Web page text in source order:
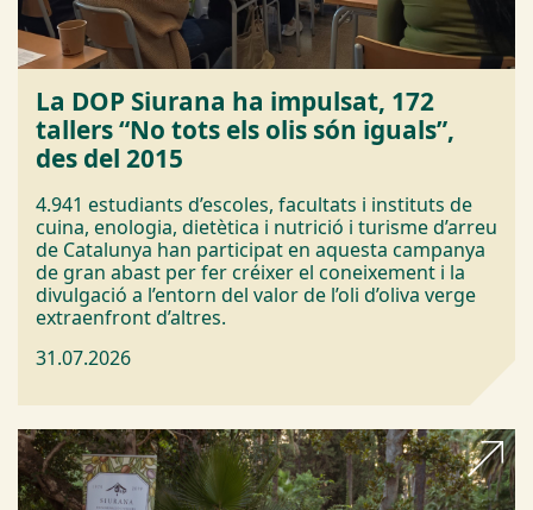
La DOP Siurana ha impulsat, 172
tallers “No tots els olis són iguals”,
des del 2015
4.941 estudiants d’escoles, facultats i instituts de
cuina, enologia, dietètica i nutrició i turisme d’arreu
de Catalunya han participat en aquesta campanya
de gran abast per fer créixer el coneixement i la
divulgació a l’entorn del valor de l’oli d’oliva verge
extraenfront d’altres.
31.07.2026